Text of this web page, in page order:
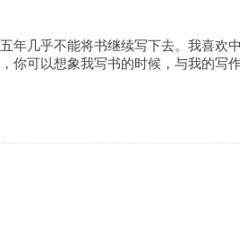
年几乎不能将书继续写下去。我喜欢
你可以想象我写书的时候，与我的写